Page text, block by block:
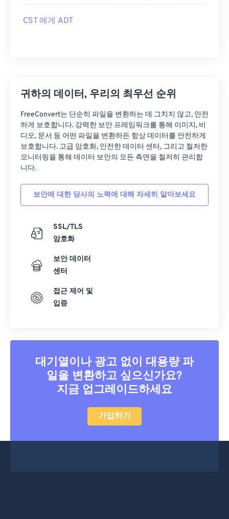
CST 에게 ADT
귀하의 데이터, 우리의 최우선 순위
FreeConvert는 단순히 파일을 변환하는 데 그치지 않고, 안전
하게 보호합니다. 강력한 보안 프레임워크를 통해 이미지, 비
디오, 문서 등 어떤 파일을 변환하든 항상 데이터를 안전하게
보호합니다. 고급 암호화, 안전한 데이터 센터, 그리고 철저한
모니터링을 통해 데이터 보안의 모든 측면을 철저히 관리합
니다.
보안에 대한 당사의 노력에 대해 자세히 알아보세요
SSL/TLS
암호화
보안 데이터
센터
접근 제어 및
입증
대기열이나 광고 없이 대용량 파
일을 변환하고 싶으신가요?
지금 업그레이드하세요
가입하기